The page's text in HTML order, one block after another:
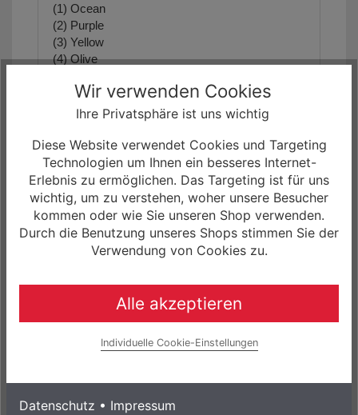
(1) Ocean
(2) Purple
(3) Yellow
(4) Olive
(6) Red
Die Artikelbilder dienen zur Information
(Abweichungen zur Artikelbeschreibung sind
möglich, da sich der Hersteller das Recht
vorbehält, die Produktspezifikation zu ändern).
Unser Angebot für Sie!- DasACADEMY
Grade 3 Beltsowie weitere Fahrräder, Biketeile
Zinssatz von 0.0% finanzieren.
BADBIKESGmbH@facebook
Alle Fahrräder werden durch
unser Werkstattteam
Wir verwenden Cookies
Ihre Privatsphäre ist uns wichtig
Diese Website verwendet Cookies und Targeting
Technologien um Ihnen ein besseres Internet-
Erlebnis zu ermöglichen. Das Targeting ist für uns
wichtig, um zu verstehen, woher unsere Besucher
kommen oder wie Sie unseren Shop verwenden.
Durch die Benutzung unseres Shops stimmen Sie der
Verwendung von Cookies zu.
Alle akzeptieren
Individuelle Cookie-Einstellungen
Datenschutz • Impressum